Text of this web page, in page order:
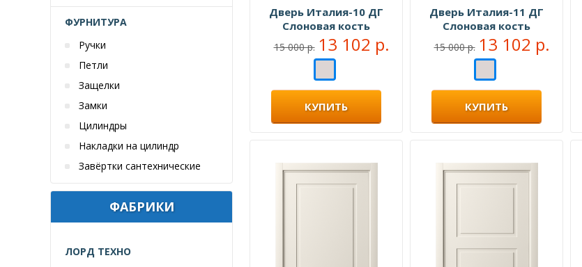
ФУРНИТУРА
Ручки
Петли
Защелки
Замки
Цилиндры
Накладки на цилиндр
Завёртки сантехнические
ФАБРИКИ
ЛОРД ТЕХНО
Дверь Италия-10 ДГ
Слоновая кость
15 000 р. 13 102 р.
КУПИТЬ
Дверь Италия-11 ДГ
Слоновая кость
15 000 р. 13 102 р.
КУПИТЬ